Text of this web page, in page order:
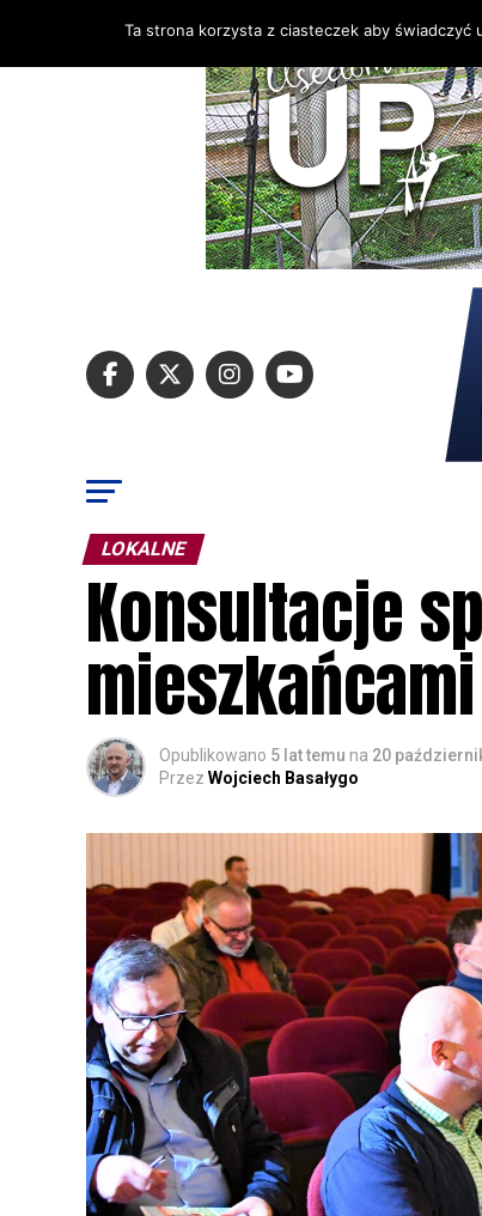
LOKALNE
Konsultacje
mieszkańcami
Opublikowano 5 lat temu na 20
Przez Wojciech Basałygo
Ta strona korzysta z ciasteczek aby świadczyć